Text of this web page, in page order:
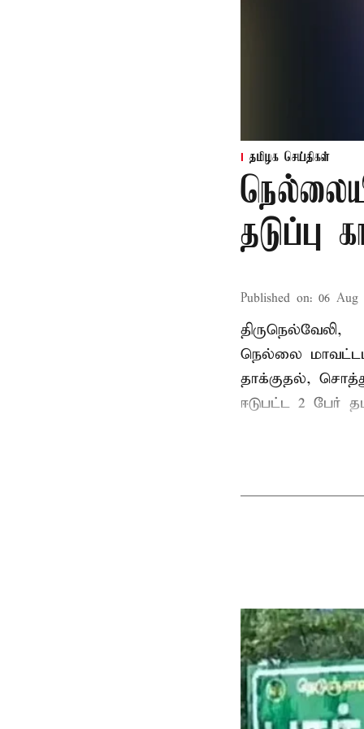
தமிழக செய்திகள்
தடுப்பு
Published on: 06 Aug
திருநெல்வேலி,
நெல்லை
தாக்குதல்,
ஈடுபட்ட 2 பேர்